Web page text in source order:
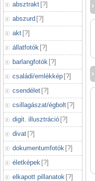
absztrakt [?]
abszurd [?]
akt [?]
állatfotók [?]
barlangfotók [?]
családi/emlékkép [?]
csendélet [?]
csillagászat/égbolt [?]
digit. illusztráció [?]
divat [?]
dokumentumfotók [?]
életképek [?]
elkapott pillanatok [?]